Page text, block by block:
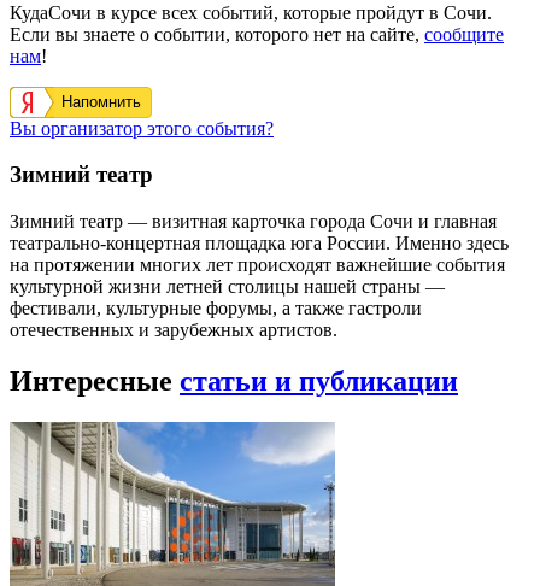
КудаСочи в курсе всех событий, которые пройдут в Сочи.
Если вы знаете о событии, которого нет на сайте, сообщите
нам!
Напомнить
Вы организатор этого события?
Зимний театр
Зимний театр — визитная карточка города Сочи и главная
театрально-концертная площадка юга России. Именно здесь
на протяжении многих лет происходят важнейшие события
культурной жизни летней столицы нашей страны —
фестивали, культурные форумы, а также гастроли
отечественных и зарубежных артистов.
Интересные статьи и публикации